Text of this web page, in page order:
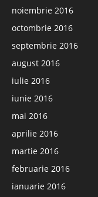
noiembrie 2016
octombrie 2016
septembrie 2016
august 2016
iulie 2016
iunie 2016
mai 2016
aprilie 2016
martie 2016
februarie 2016
ianuarie 2016